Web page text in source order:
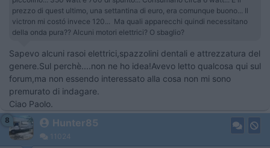
prezzo di quest ultimo, una settantina di euro, era comunque buono... Il
victron mi costó invece 120... Ma quali apparecchi quindi necessitano
della onda pura?? Alcuni motori elettrici? O sbaglio?
Sapevo alcuni rasoi elettrici,spazzolini dentali e attrezzatura del
genere.Sul perchè....non ne ho idea!Avevo letto qualcosa qui sul
forum,ma non essendo interessato alla cosa non mi sono
premurato di indagare.
Ciao Paolo.
8 Hunter85
11024